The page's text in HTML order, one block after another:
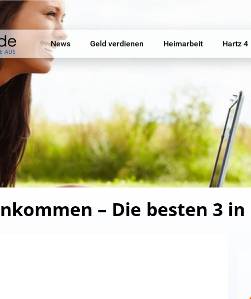
News Geld verdienen Heimarbeit Hartz 4
– Die besten 3